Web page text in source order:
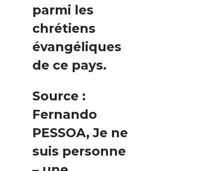
parmi les
chrétiens
évangéliques
de ce pays.
Source :
Fernando
PESSOA, Je ne
suis personne